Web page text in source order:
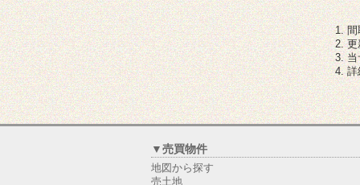
間
更
当
詳
▼売買物件
地図から探す
売土地